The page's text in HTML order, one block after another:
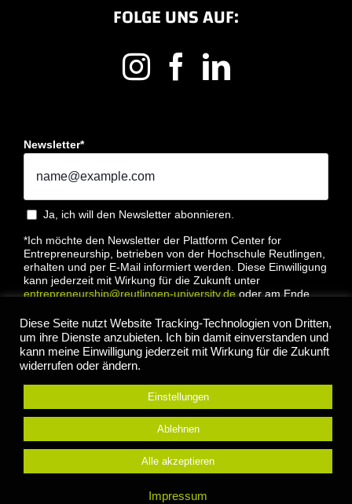
FOLGE UNS AUF:
Newsletter*
Ja, ich will den Newsletter abonnieren.
*Ich möchte den Newsletter der Plattform Center for
Entrepreneurship, betrieben von der Hochschule Reutlingen,
erhalten und per E-Mail informiert werden. Diese Einwilligung
kann jederzeit mit Wirkung für die Zukunft unter
entrepreneurship@reutlingen-university.deoder am Ende
Datenschutzbestimmung
Anmelden
© 2022 Center for Entrepreneurship Hochschule
Diese Seite nutzt Website Tracking-Technologien von Dritten,
um ihre Dienste anzubieten. Ich bin damit einverstanden und
kann meine Einwilligung jederzeit mit Wirkung für die Zukunft
widerrufen oder ändern.
Einstellungen
Ablehnen
Alle akzeptieren
Impressum